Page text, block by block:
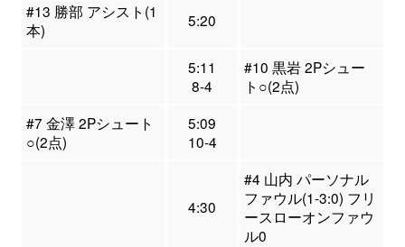
#13 勝部 アシスト(1
本)
5:20
5:11
8-4
#10 黒岩 2Pシュー
ト○(2点)
#7 金澤 2Pシュート
○(2点)
5:09
10-4
4:30
#4 山内 パーソナル
ファウル(1-3:0) フリ
ースローオンファウ
ル0